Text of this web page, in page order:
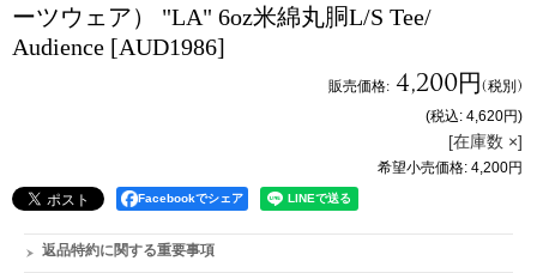
ーツウェア） "LA" 6oz米綿丸胴L/S Tee/
Audience [AUD1986]
販売価格: 4,200円(税別)
(税込: 4,620円)
[在庫数 ×]
希望小売価格: 4,200円
Facebookでシェア
返品特約に関する重要事項